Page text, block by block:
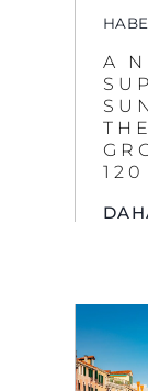
120
By clicking
storing of
navigation,
marketing